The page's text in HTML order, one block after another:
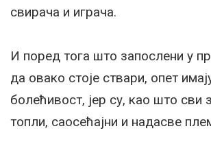
свирача и играча.
И поред тога што запослени у
да овако стоје ствари, опет
болећивост, јер су, као што сви
топли, саосећајни и надасве